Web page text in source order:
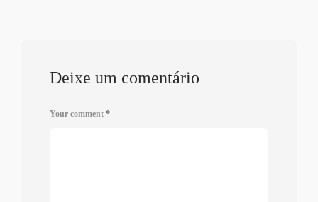
Deixe um comentário
Your comment *